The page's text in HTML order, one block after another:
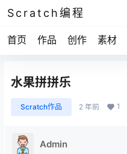
Scratch编程
首页 作品 创作 素材
水果拼拼乐
Scratch作品 2 年前 1
Admin